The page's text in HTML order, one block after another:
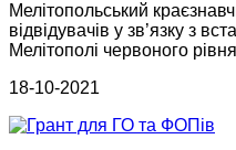
Мелітопольський
відвідувачів у зв’язку з
Мелітополі червоного
18-10-2021